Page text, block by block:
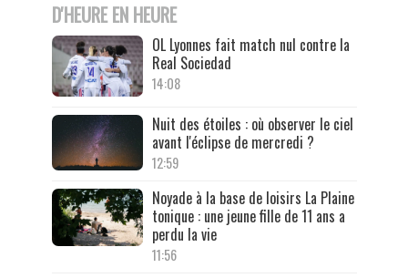
D'HEURE EN HEURE
OL Lyonnes fait match nul contre la
Real Sociedad
14:08
Nuit des étoiles : où observer le ciel
avant l'éclipse de mercredi ?
12:59
Noyade à la base de loisirs La Plaine
tonique : une jeune fille de 11 ans a
perdu la vie
11:56